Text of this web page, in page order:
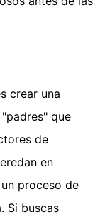
crear una
que
de
en
proceso de
Si buscas